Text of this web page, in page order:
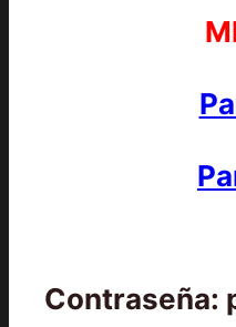
Contraseña: